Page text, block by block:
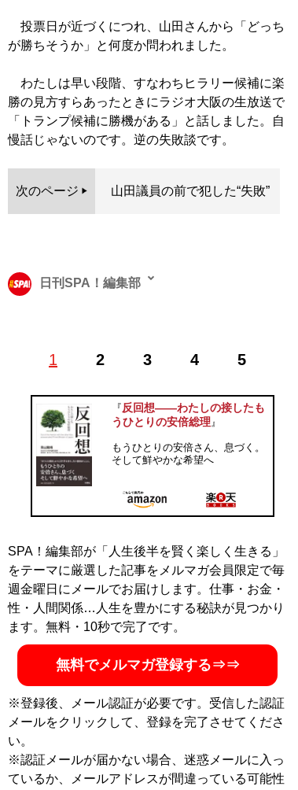
投票日が近づくにつれ、山田さんから「どっち
が勝ちそうか」と何度か問われました。
わたしは早い段階、すなわちヒラリー候補に楽
勝の見方すらあったときにラジオ大阪の生放送で
「トランプ候補に勝機がある」と話しました。自
慢話じゃないのです。逆の失敗談です。
次のページ 山田議員の前で犯した“失敗”
1 2 3 4 5
日刊SPA！編集部
記事一覧へ
『 反回想——わたしの接したも
うひとりの安倍総理』
もうひとりの安倍さん、息づく。
そして鮮やかな希望へ
SPA！編集部が「人生後半を賢く楽しく生きる」
をテーマに厳選した記事をメルマガ会員限定で毎
週金曜日にメールでお届けします。仕事・お金・
性・人間関係…人生を豊かにする秘訣が見つかり
ます。無料・10秒で完了です。
無料でメルマガ登録する⇒⇒
※登録後、メール認証が必要です。受信した認証
メールをクリックして、登録を完了させてくださ
い。
※認証メールが届かない場合、迷惑メールに入っ
ているか、メールアドレスが間違っている可能性